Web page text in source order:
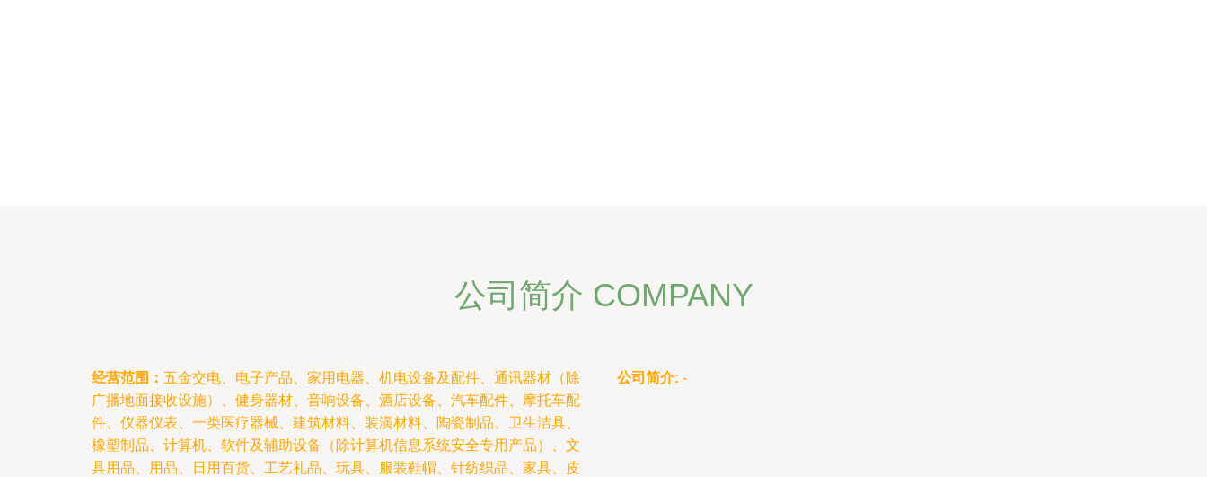
公司简介 COMPANY
经营范围： 五金交电、电子产品、家用电器、机电设备及配件、通讯器材（除
广播地面接收设施）、健身器材、音响设备、酒店设备、汽车配件、摩托车配
件、仪器仪表、一类医疗器械、建筑材料、装潢材料、陶瓷制品、卫生洁具、
橡塑制品、计算机、软件及辅助设备（除计算机信息系统安全专用产品）、文
具用品、用品、日用百货、工艺礼品、玩具、服装鞋帽、针纺织品、家具、皮
公司简介: -